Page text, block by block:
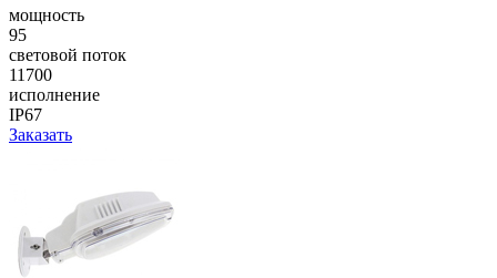
мощность
95
световой поток
11700
исполнение
IP67
Заказать